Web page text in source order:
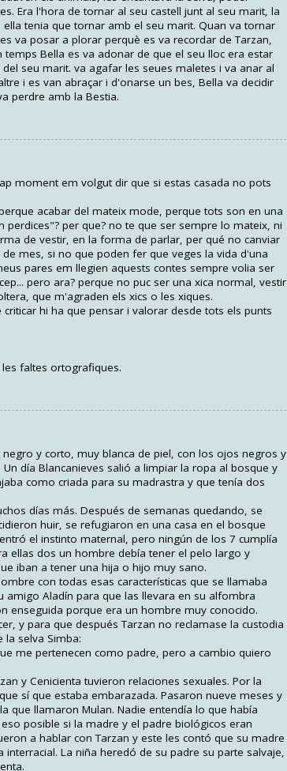
Era l'hora de tornar al seu castell junt al seu marit, la
tenia que tornar amb el seu marit. Quan va tornar
va posar a plorar perquè es va recordar de Tarzan,
Bella es va adonar de que el seu lloc era estar
seu marit. va agafar les seues maletes i va anar al
i es van abraçar i d'onarse un bes, Bella va decidir
perdre amb la Bestia.
moment em volgut dir que si estas casada no pots
acabar del mateix mode, perque tots son en una
per que? no te que ser sempre lo mateix, ni
de vestir, en la forma de parlar, per qué no canviar
mes, si no que poden fer que veges la vida d'una
pares em llegien aquests contes sempre volia ser
pero ara? perque no puc ser una xica normal, vestir
que m'agraden els xics o les xiques.
hi ha que pensar i valorar desde tots els punts
faltes ortografiques.
y corto, muy blanca de piel, con los ojos negros y
día Blancanieves salió a limpiar la ropa al bosque y
como criada para su madrastra y que tenía dos
días más. Después de semanas quedando, se
huir, se refugiaron en una casa en el bosque
el instinto maternal, pero ningún de los 7 cumplía
ellas dos un hombre debía tener el pelo largo y
iban a tener una hija o hijo muy sano.
con todas esas características que se llamaba
Aladín para que las llevara en su alfombra
enseguida porque era un hombre muy conocido.
y para que después Tarzan no reclamase la custodia
selva Simba:
me pertenecen como padre, pero a cambio quiero
y Cenicienta tuvieron relaciones sexuales. Por la
sí que estaba embarazada. Pasaron nueve meses y
que llamaron Mulan. Nadie entendía lo que había
posible si la madre y el padre biológicos eran
a hablar con Tarzan y este les contó que su madre
La niña heredó de su padre su parte salvaje,